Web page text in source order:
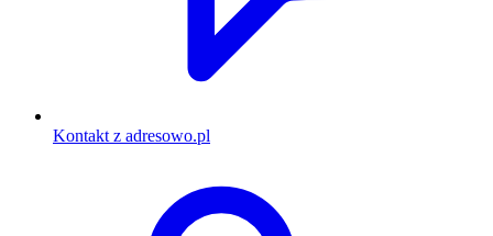
Kontakt z adresowo.pl